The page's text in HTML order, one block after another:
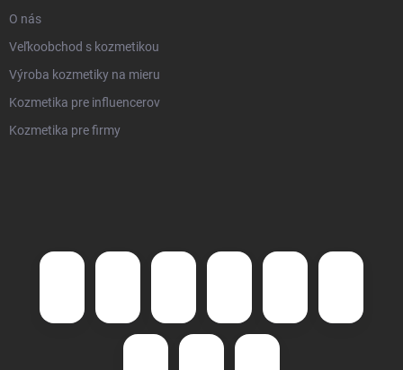
O nás
Veľkoobchod s kozmetikou
Výroba kozmetiky na mieru
Kozmetika pre influencerov
Kozmetika pre firmy